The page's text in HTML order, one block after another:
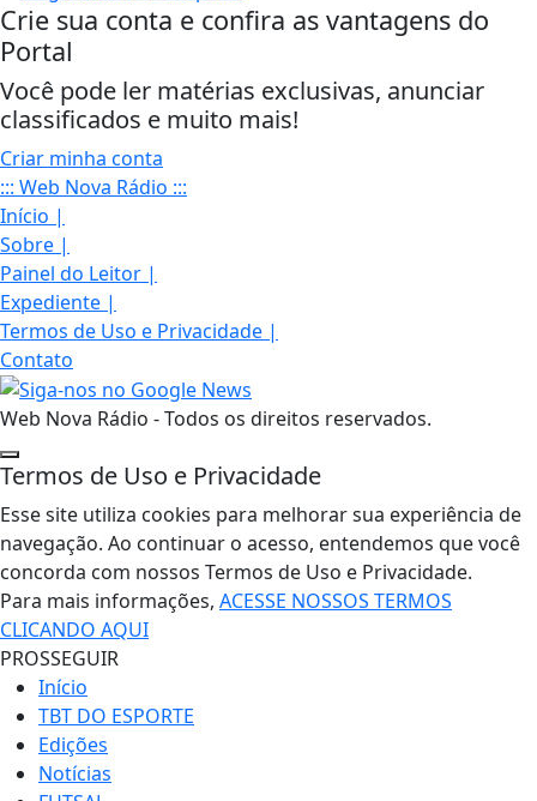
Crie sua conta e confira as vantagens do
Portal
Você pode ler matérias exclusivas, anunciar
classificados e muito mais!
Criar minha conta
::: Web Nova Rádio :::
Início |
Sobre |
Painel do Leitor |
Expediente |
Termos de Uso e Privacidade |
Contato
Web Nova Rádio - Todos os direitos reservados.
Termos de Uso e Privacidade
Esse site utiliza cookies para melhorar sua experiência de
navegação. Ao continuar o acesso, entendemos que você
concorda com nossos Termos de Uso e Privacidade.
Para mais informações, ACESSE NOSSOS TERMOS
CLICANDO AQUI
PROSSEGUIR
Início
TBT DO ESPORTE
Edições
Notícias